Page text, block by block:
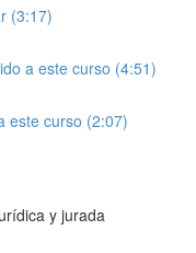
(3:17)
a este curso (4:51)
este curso (2:07)
y jurada